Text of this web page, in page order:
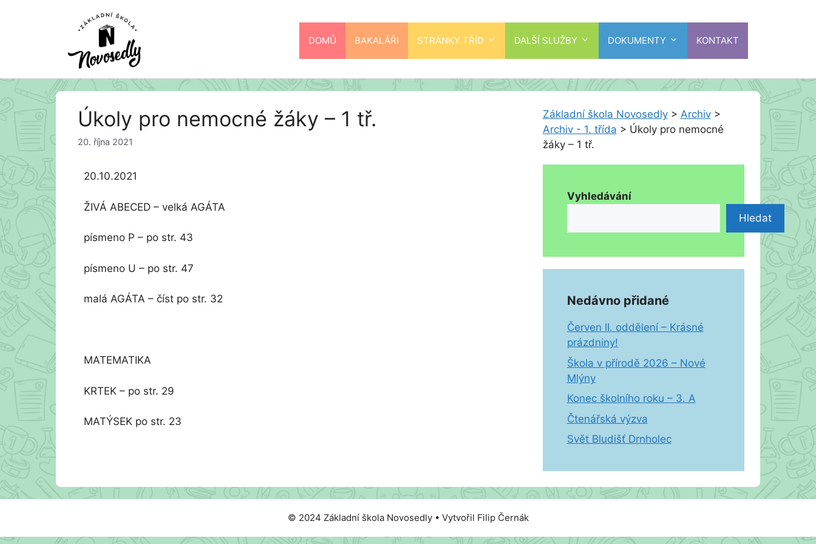
DOMŮ BAKALÁŘI STRÁNKY TŘÍD DALŠÍ SLUŽBY DOKUMENTY KONTAKT
Úkoly pro nemocné žáky – 1 tř.
20. října 2021
20.10.2021
ŽIVÁ ABECED – velká AGÁTA
písmeno P – po str. 43
písmeno U – po str. 47
malá AGÁTA – číst po str. 32
MATEMATIKA
KRTEK – po str. 29
MATÝSEK po str. 23
Základní škola Novosedly> Archiv>
Archiv - 1. třída > Úkoly pro nemocné
žáky – 1 tř.
Vyhledávání
Hledat
Nedávno přidané
Červen II. oddělení – Krásné
prázdniny!
Škola v přírodě 2026 – Nové
Mlýny
Konec školního roku – 3. A
Čtenářská výzva
Svět Bludišť Drnholec
© 2024 Základní škola Novosedly • Vytvořil Filip Černák